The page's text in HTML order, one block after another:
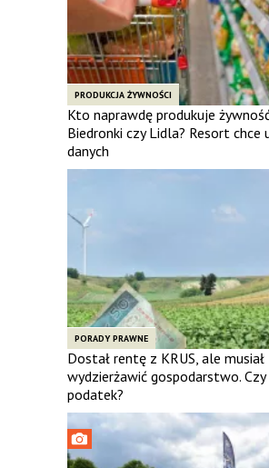
PRODUKCJA ŻYWNOŚCI
Kto naprawdę produkuje
Biedronki czy Lidla? Resort chce
danych
PORADY PRAWNE
Dostał rentę z KRUS, ale musiał
wydzierżawić gospodarstwo. Czy
podatek?